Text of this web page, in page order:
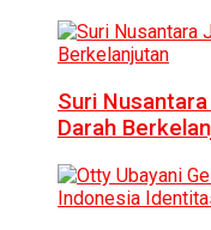
Suri
Darah